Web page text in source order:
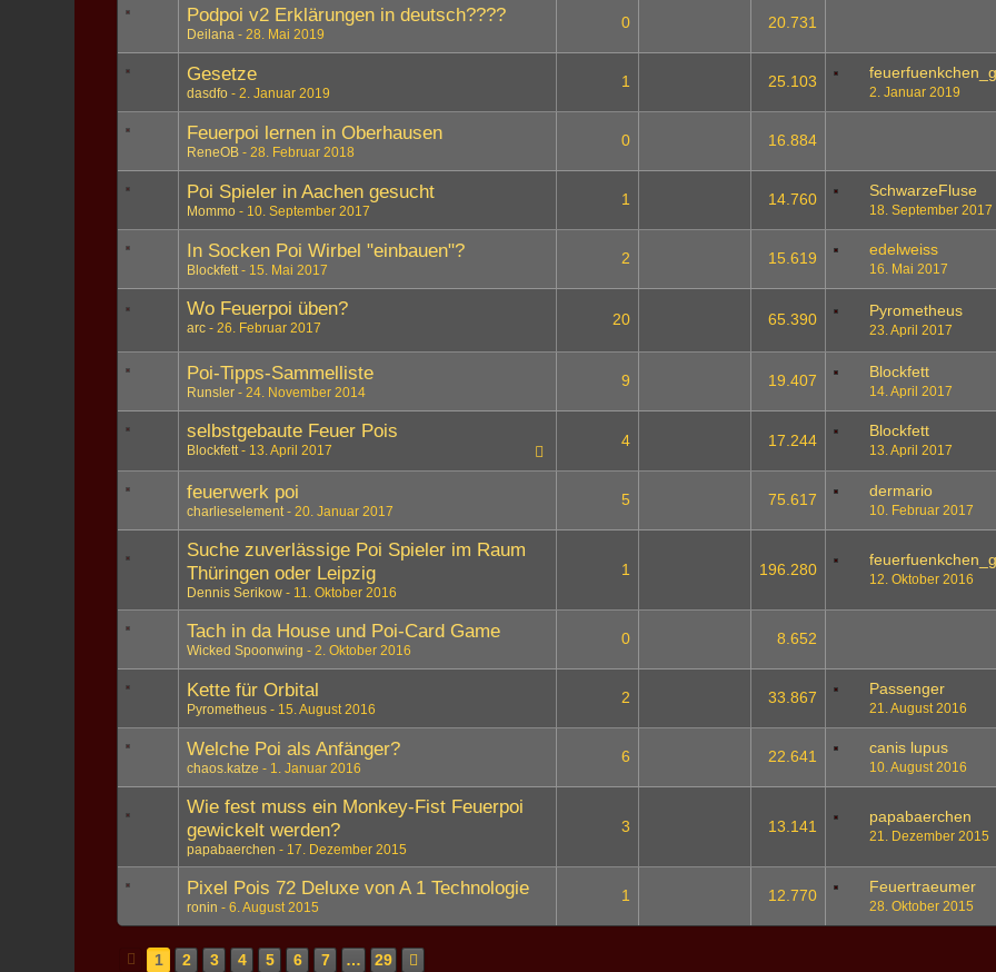
Podpoi v2 Erklärungen in deutsch????
Deilana 28. Mai 2019
0 20.731
Gesetze
dasdfo 2. Januar 2019
1 25.103
2. Januar 2019
Feuerpoi lernen in Oberhausen
ReneOB 28. Februar 2018
0 16.884
Poi Spieler in Aachen gesucht
Mommo 10. September 2017
1 14.760 SchwarzeFluse
18. September 2017
In Socken Poi Wirbel "einbauen"?
Blockfett 15. Mai 2017
2 15.619 edelweiss
16. Mai 2017
Wo Feuerpoi üben?
arc 26. Februar 2017 20 65.390 Pyrometheus
23. April 2017
Poi-Tipps-Sammelliste
Runsler 24. November 2014
9 19.407 Blockfett
14. April 2017
selbstgebaute Feuer Pois
Blockfett 13. April 2017
4 17.244
Blockfett
13. April 2017
feuerwerk poi
charlieselement 20. Januar 2017
5 75.617 dermario
10. Februar 2017
Suche zuverlässige Poi Spieler im Raum
Thüringen oder Leipzig
Dennis Serikow 11. Oktober 2016
1 196.280
12. Oktober 2016
Tach in da House und Poi-Card Game
Wicked Spoonwing 2. Oktober 2016
0 8.652
Kette für Orbital
Pyrometheus 15. August 2016
2 33.867 Passenger
21. August 2016
Welche Poi als Anfänger?
chaos.katze 1. Januar 2016
6 22.641 canis lupus
10. August 2016
Wie fest muss ein Monkey-Fist Feuerpoi
gewickelt werden?
papabaerchen 17. Dezember 2015
3 13.141
papabaerchen
21. Dezember 2015
Pixel Pois 72 Deluxe von A 1 Technologie
ronin 6. August 2015
1 12.770 Feuertraeumer
28. Oktober 2015
1 2 3 4 5 6 7 … 29